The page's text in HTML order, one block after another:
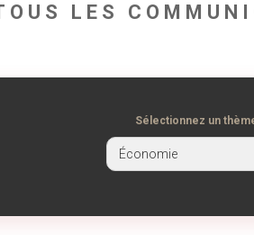
LES
Sélectionnez un
Économie